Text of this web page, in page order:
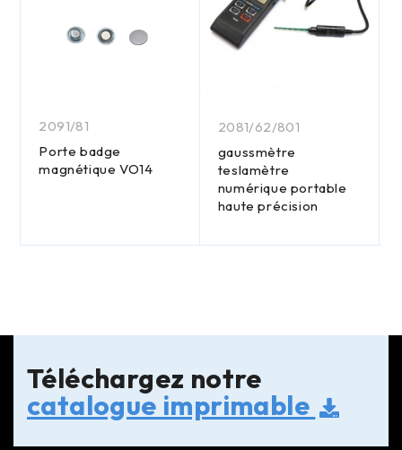
2091/81
Porte badge
magnétique VO14
2081/62/801
gaussmètre
teslamètre
numérique portable
haute précision
Téléchargez notre
catalogue imprimable